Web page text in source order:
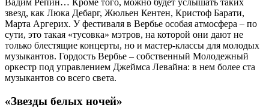
Вадим Репин… Кроме того, можно будет услышать таких
звезд, как Люка Дебарг, Жюльен Кентен, Кристоф Барати,
Марта Аргерих. У фестиваля в Вербье особая атмосфера – по
сути, это такая «тусовка» мэтров, на которой они дают не
только блестящие концерты, но и мастер-классы для молодых
музыкантов. Гордость Вербье – собственный Молодежный
оркестр под управлением Джеймса Левайна: в нем более ста
музыкантов со всего света.
«Звезды белых ночей»